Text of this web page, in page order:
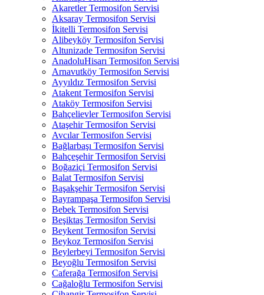
Akaretler Termosifon Servisi
Aksaray Termosifon Servisi
İkitelli Termosifon Servisi
Alibeyköy Termosifon Servisi
Altunizade Termosifon Servisi
AnadoluHisarı Termosifon Servisi
Arnavutköy Termosifon Servisi
Ayyıldız Termosifon Servisi
Atakent Termosifon Servisi
Ataköy Termosifon Servisi
Bahçelievler Termosifon Servisi
Ataşehir Termosifon Servisi
Avcılar Termosifon Servisi
Bağlarbaşı Termosifon Servisi
Bahçeşehir Termosifon Servisi
Boğaziçi Termosifon Servisi
Balat Termosifon Servisi
Başakşehir Termosifon Servisi
Bayrampaşa Termosifon Servisi
Bebek Termosifon Servisi
Beşiktaş Termosifon Servisi
Beykent Termosifon Servisi
Beykoz Termosifon Servisi
Beylerbeyi Termosifon Servisi
Beyoğlu Termosifon Servisi
Caferağa Termosifon Servisi
Cağaloğlu Termosifon Servisi